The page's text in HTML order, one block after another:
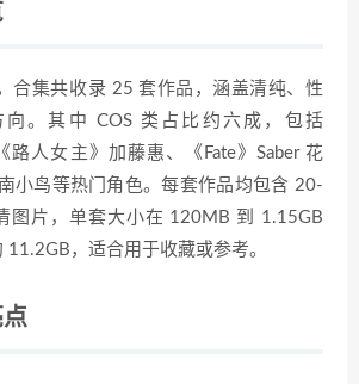
合集共收录 25 套作品，涵盖清纯、性
向。其中 COS 类占比约六成，包括
路人女主》加藤惠、《Fate》Saber 花
小鸟等热门角色。每套作品均包含 20-
图片，单套大小在 120MB 到 1.15GB
11.2GB，适合用于收藏或参考。